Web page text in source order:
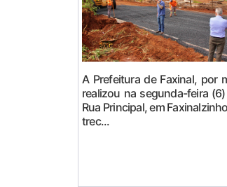
A Prefeitura de Faxinal, por
realizou na segunda-feira
Rua Principal, em
trec...